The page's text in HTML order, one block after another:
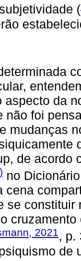
(
aspecto da
não foi
mudanças
de acordo
no
cena
se constituir
2021, p.
de